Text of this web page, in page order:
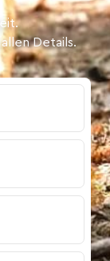
Details.